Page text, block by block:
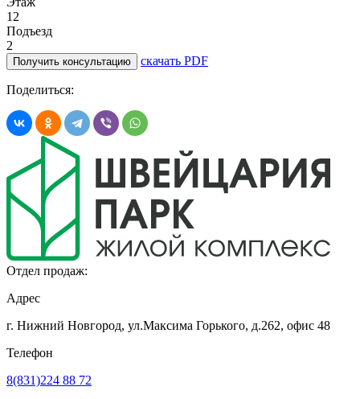
12
Подъезд
2
Получить консультацию скачать PDF
Поделиться:
Отдел продаж:
Адрес
г. Нижний Новгород, ул.Максима Горького, д.262, офис 48
Телефон
8(831)224 88 72